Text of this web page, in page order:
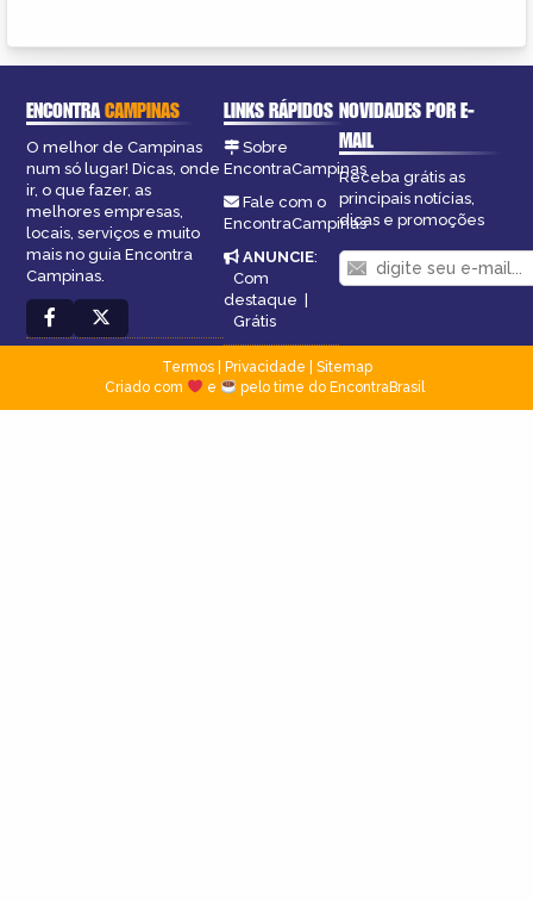
ENCONTRACAMPINAS
O melhor de Campinas
num só lugar! Dicas, onde
ir, o que fazer, as
melhores empresas,
locais, serviços e muito
mais no guia Encontra
Campinas.
LINKS RÁPIDOS
Sobre
EncontraCampinas
Fale com o
EncontraCampinas
ANUNCIE:
Com
destaque |
Grátis
NOVIDADES POR E-
MAIL
Receba grátis as
principais notícias,
dicas e promoções
Termos| Privacidade
Sitemap
Criado com
e pelo time do EncontraBrasil